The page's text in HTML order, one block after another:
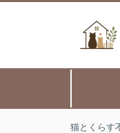
猫とくらす